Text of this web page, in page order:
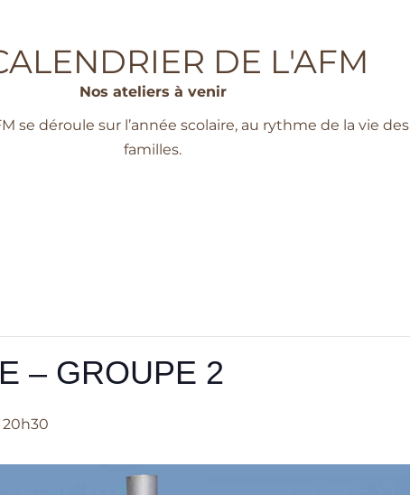
DE L'AFM
Nos ateliers à venir
se déroule sur l’année scolaire, au rythme de la vie des
familles.
– GROUPE 2
20h30